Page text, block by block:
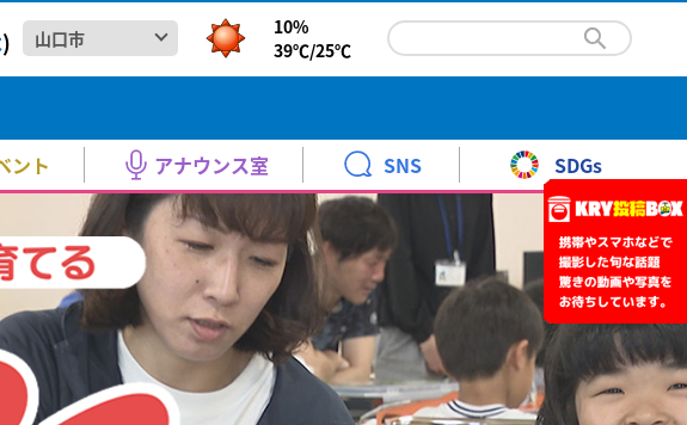
)
10%
39℃/25℃
アニメ 情報と暮らし
青少年に見てもらいたい番組
ジャンクション
6:00～6:20
KRYエキサイトナイター
火～土曜日 ごご 6:20～9:00
1:00
松村邦洋のＯＨ－！邦自慢
土曜日 ごご3:00～3:30
月曜日 ごご7:00～7:30[再]
JR美祢線 BRT＝バス高速輸送システムでの復旧に向け美祢市で
住民説明会
JR美祢線のBRT＝バス高速輸送システムでの復旧に向け美祢市...
2026.8.6 12:03
山陽小野田市の県道山陽豊田線の通行止めは午前11時58分に解除
・あす）
時系列予報
天気図
情報
警報・注意報
紅葉情報
ント
イベント
【要事前予約】24時間テレビ49 KRYアナウンサー体験教室 参加
アナウンス室
高橋 良
高橋 裕
成田 弘毅
野口 緒美
山本 昇治
青木 京子
小林 愛子
水津 香織
SNS SDGs
アニメ 情報と暮らし
青少年に見てもらいたい番組
7:00
10keiちゃんねる
土曜日
よる10:54～11:00
デー
11:10
はつらつ山口っ子
日曜日
あさ10:55～11:10
ジャンクション
KRYエキサイトナイター
～1:00
松村邦洋のＯＨ－！邦自慢
土曜日 ごご3:00～3:30
月曜日 ごご7:00～7:30[再]
の街で
ごご5:30～5:45
なりカル！
土曜日 ごご 10:00～11:00
さい
～12:00
ちひろとみすゞTime
日曜日 午前 10:30～11:00
JR美祢線 BRT＝バス高速輸送システムでの復旧に向け美祢市で
2026.8.6 12:03
山陽小野田市の県道山陽豊田線の通行止めは午前11時58分に解除
されました。
山陽小野田市の県道山陽豊田線の通行止めは午前11時58分に解...
2026.8.6 10:51
「みんなの支援が必要と痛感」下関市立市民病院の災害派遣医療
チームDMATが現地での活動を報告
今回の熊本地震の被災地で活動した下関市立市民病院の災害派遣
医...
・あす）
時系列予報
情報
警報・注意報
紅葉情報
さくら情報
イベント
【要事前予約】24時間テレビ49 KRYアナウンサー体験教室 参加
者募集
2026年8月30日 ［1回目］11:30～［2回目］14:00～
美術展
山口放送開局７０周年記念「金曜ロードショーとジブリ展」
2026年7月18日(土)～10月12日(月)
高橋 良
高橋 裕
山本 昇治
青木 京子
小林 愛子
水津 香織
原田 かおり
武藤 ひさこ